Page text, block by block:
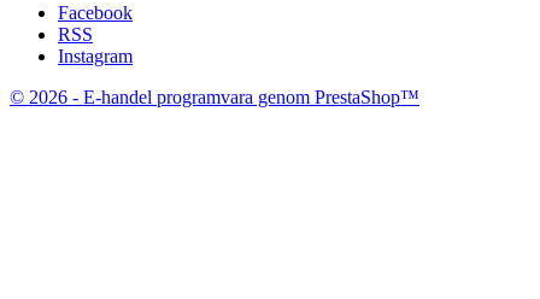
Facebook
RSS
Instagram
© 2026 - E-handel programvara genom PrestaShop™